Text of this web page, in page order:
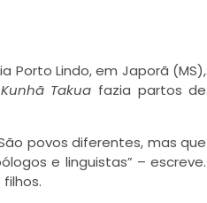
Porto Lindo, em Japorã (MS),
Kunhã Takua fazia partos de
povos diferentes, mas que
e linguistas” – escreve.